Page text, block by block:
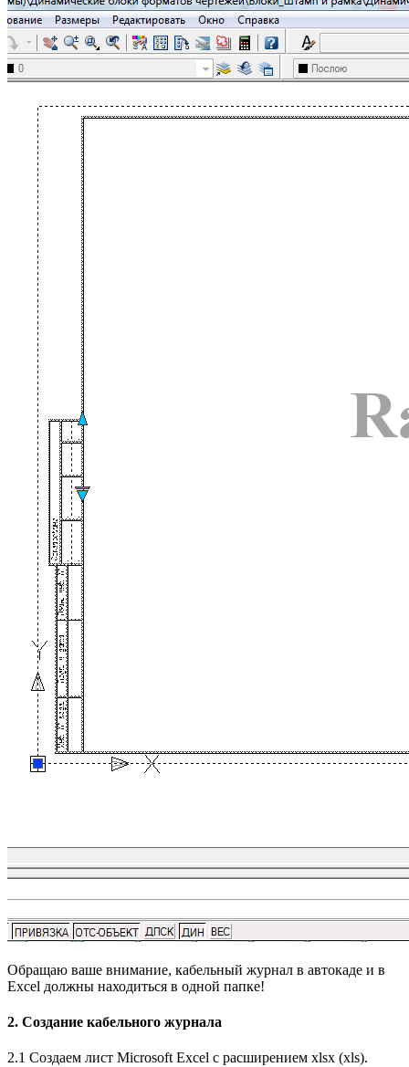
Обращаю ваше внимание, кабельный журнал в автокаде и в
Excel должны находиться в одной папке!
2. Создание кабельного журнала
2.1 Создаем лист Microsoft Excel с расширением xlsx (xls).